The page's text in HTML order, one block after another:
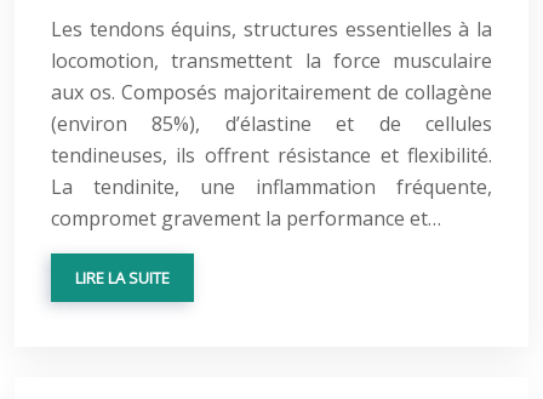
Les tendons équins, structures essentielles à la
locomotion, transmettent la force musculaire
aux os. Composés majoritairement de collagène
(environ 85%), d’élastine et de cellules
tendineuses, ils offrent résistance et flexibilité.
La tendinite, une inflammation fréquente,
compromet gravement la performance et…
LIRE LA SUITE